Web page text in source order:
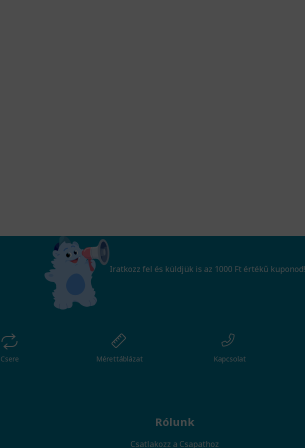
Iratkozz fel és küldjük is az 1000 Ft értékű kuponod!
Csere Mérettáblázat Kapcsolat
Rólunk
Csatlakozz a Csapathoz